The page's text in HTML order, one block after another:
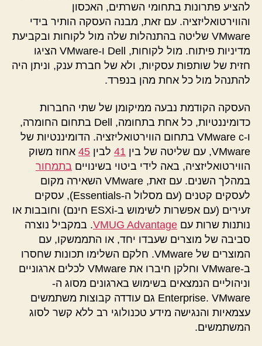
להציע פתרונות בתחומי השרתים, האכסון
והווירטואליזציה. עם זאת, מבנה העסקה הותיר בידי
VMware שליטה בהתנהלות שלה מול לקוחות ובקביעת
מדיניות פיתוח. מול לקוחות, Dell ו-VMware הציגו
חזית של שותפות עסקיות, ולא של חברת ענק, וניתן היה
להתנהל מול כל אחת מהן בנפרד.
העסקה הקודמת נבעה ממיקומן של שתי החברות
כדומיננטיות, כל אחת בתחומה, Dell בתחום החומרה,
ו-VMware c בתחום הווירטואליזציה. הדומיננטיות של
VMware, עם שליטה של בין
41 לבין 45 אחוז משוק
הווירטואליזציה, באה לידי ביטוי בשינויים בתמחור
במהלך השנים. עם זאת, VMware השאירה מקום
לעסקים קטנים (עם מסלול ה-Essentials), עסקים
זעירים (עם אפשרות לשימוש ב-ESXi חינם) וחובבות או
נותנות שרות עם VMUG Advantage. במקביל נוצרה
סביבה של מוצרים שעבדו יחד, או התממשקו, עם
המוצרים של VMware. חלקם השלימו תכונות שחסרו
ב-VMware וחלקן חיברו את VMware לכלים ארגוניים
וניהוליים הנמצאים בשימוש בארגונים מסוג ה-
Enterprise. VMware גם עודדה קבוצות משתמשים
עצמאיות והנגישה מידע טכנולוגי רב ללא קשר לסוג
המשתמשים.